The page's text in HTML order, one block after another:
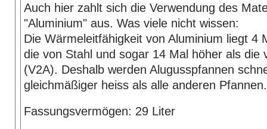
Auch hier zahlt sich die Verwendung des
"Aluminium" aus. Was viele nicht wissen:
Die Wärmeleitfähigkeit von Aluminium liegt 4
die von Stahl und sogar 14 Mal höher als die
(V2A). Deshalb werden Alugusspfannen
gleichmäßiger heiss als alle anderen Pfannen.
Fassungsvermögen: 29 Liter